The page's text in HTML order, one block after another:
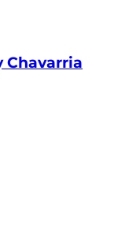
Chavarria